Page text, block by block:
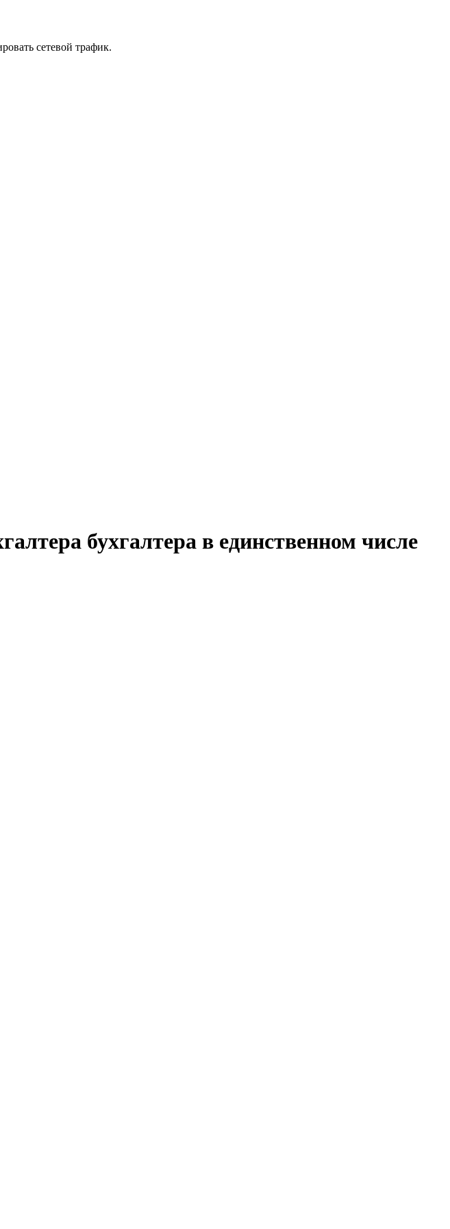
сетевой трафик.
бухгалтера в единственном числе